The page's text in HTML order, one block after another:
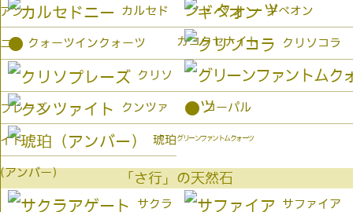
アン
カコクセナイト
カルセド
ニー
ギベオン
● クォーツインクォーツ クリソコラ
クリソ
プレーズ
グリーンファントムクォーツ
クンツァ
イト
● コーパル
琥珀
(アンバー） 「さ行」の天然石
サクラ サファイア